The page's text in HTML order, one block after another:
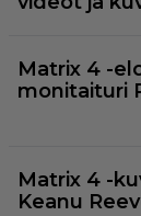
Matrix 4 -
monitaituri
Matrix 4 -
Keanu